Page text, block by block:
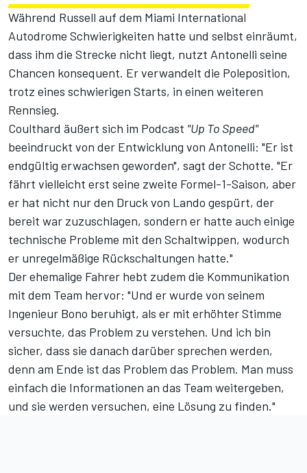
Während Russell auf dem Miami International
Autodrome Schwierigkeiten hatte und selbst einräumt,
dass ihm die Strecke nicht liegt, nutzt Antonelli seine
Chancen konsequent. Er verwandelt die Poleposition,
trotz eines schwierigen Starts, in einen weiteren
Rennsieg.
Coulthard äußert sich im Podcast "Up To Speed"
beeindruckt von der Entwicklung von Antonelli: "Er ist
endgültig erwachsen geworden", sagt der Schotte. "Er
fährt vielleicht erst seine zweite Formel-1-Saison, aber
er hat nicht nur den Druck von Lando gespürt, der
bereit war zuzuschlagen, sondern er hatte auch einige
technische Probleme mit den Schaltwippen, wodurch
er unregelmäßige Rückschaltungen hatte."
Der ehemalige Fahrer hebt zudem die Kommunikation
mit dem Team hervor: "Und er wurde von seinem
Ingenieur Bono beruhigt, als er mit erhöhter Stimme
versuchte, das Problem zu verstehen. Und ich bin
sicher, dass sie danach darüber sprechen werden,
denn am Ende ist das Problem das Problem. Man muss
einfach die Informationen an das Team weitergeben,
und sie werden versuchen, eine Lösung zu finden."